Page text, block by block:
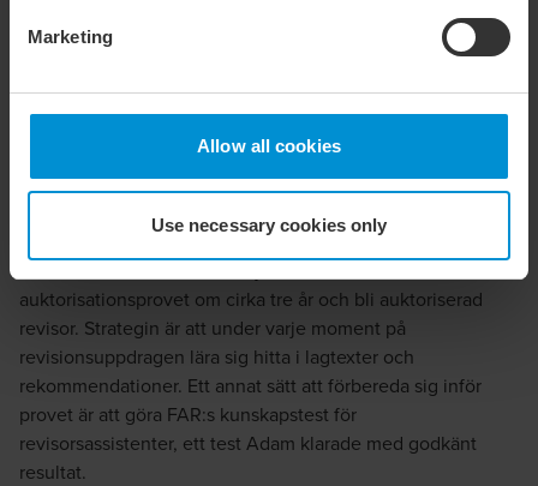
Marketing
Allow all cookies
Use necessary cookies only
Mycket jobb blir det förstås, speciellt under våren. Men
möjligheten att ta ut åtta veckors ledighet på sommaren
kompenserar väl för detta. En utomlandsresa med
grabbarna, jakt och fiske, samt matlagning brukar stå på
auktorisationsprovet om cirka tre år och bli auktoriserad
revisor. Strategin är att under varje moment på
revisionsuppdragen lära sig hitta i lagtexter och
rekommendationer. Ett annat sätt att förbereda sig inför
provet är att göra FAR:s kunskapstest för
revisorsassistenter, ett test Adam klarade med godkänt
resultat.